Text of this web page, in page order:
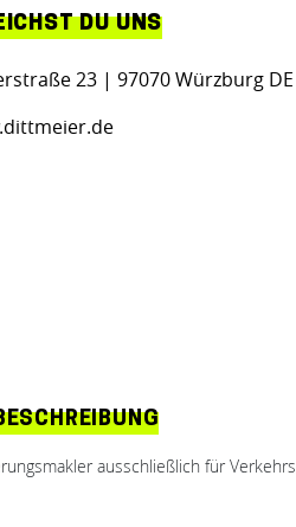
DU UNS
23 | 97070 Würzburg DE
ausschließlich für